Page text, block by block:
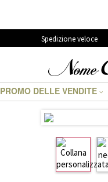
Spedizione veloce
PROMO DELLE VENDITE